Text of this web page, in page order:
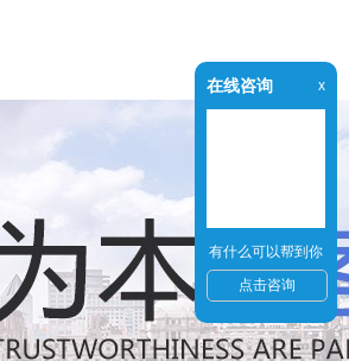
在线咨询 x
有什么可以帮到你
点击咨询